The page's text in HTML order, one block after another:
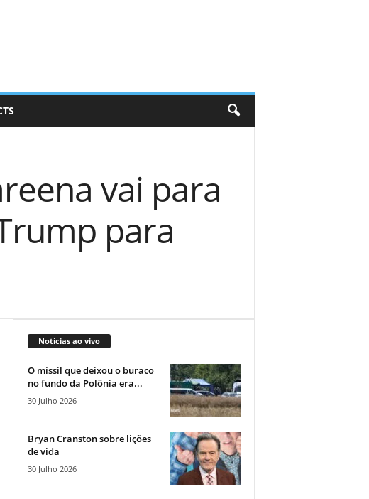
vai para
para
Notícias ao vivo
O míssil que deixou o buraco
no fundo da Polônia era...
30 Julho 2026
Bryan Cranston sobre lições
de vida
30 Julho 2026